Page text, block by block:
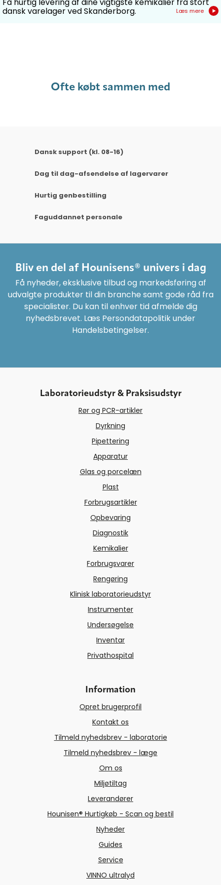
Få hurtig levering af dine vigtigste kemikalier fra stort
dansk varelager ved Skanderborg. Læs mere
Ofte købt sammen med
Dansk support (kl. 08-16)
Dag til dag-afsendelse af lagervarer
Hurtig genbestilling
Faguddannet personale
Bliv en del af Hounisens® univers i dag
Få nyheder, eksklusive tilbud og markedsføring af
udvalgte produkter til din branche samt gode råd fra
specialister. Du kan til enhver tid afmelde dig
nyhedsbrevet. Læs Persondatapolitik under
Handelsbetingelser.
Laboratorieudstyr & Praksisudstyr
Rør og PCR-artikler
Dyrkning
Pipettering
Apparatur
Glas og porcelæn
Plast
Forbrugsartikler
Opbevaring
Diagnostik
Kemikalier
Forbrugsvarer
Rengøring
Klinisk laboratorieudstyr
Instrumenter
Undersøgelse
Inventar
Privathospital
Information
Opret brugerprofil
Kontakt os
Tilmeld nyhedsbrev - laboratorie
Tilmeld nyhedsbrev - læge
Om os
Miljøtiltag
Leverandører
Hounisen® Hurtigkøb - Scan og bestil
Nyheder
Guides
Service
VINNO ultralyd